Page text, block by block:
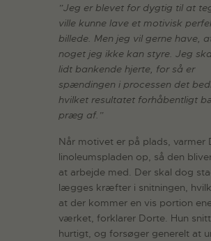
”Jeg er blevet for dygtig til at
ville kunne lave et motivisk
billede. Men jeg vil gerne have,
noget jeg ikke kan styre. Jeg
lidt bankende hjerte, for så er
spændingen i processen det
hvilket resultatet forhåbentligt
præg af.”
Når motivet er på plads, varmer
linoleumspladen op, så den
at arbejde med. Der skal dog
lægges kræfter i snitningen,
at der kommer en vis portion
værket, forklarer Dorte. Hun
hurtigt, og forsøger generelt at